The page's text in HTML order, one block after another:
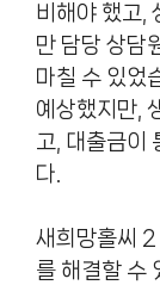
비해야 했고,
만 담당 상담
마칠 수 있었
예상했지만,
고, 대출금이
다.
새희망홀씨 2
를 해결할 수